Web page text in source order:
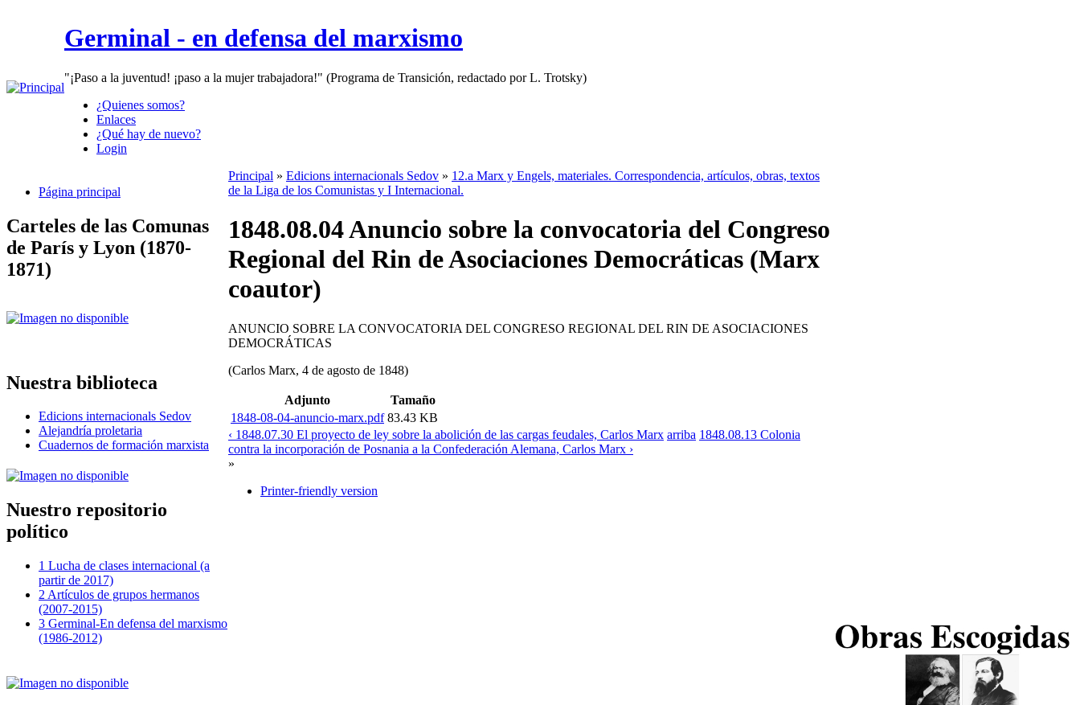
Germinal - en defensa del marxismo
"¡Paso a la juventud! ¡paso a la mujer trabajadora!" (Programa de Transición, redactado por L. Trotsky)
¿Quienes somos?
Enlaces
¿Qué hay de nuevo?
Login
Página principal
Carteles de las Comunas
de París y Lyon (1870-
1871)
Nuestra biblioteca
Edicions internacionals Sedov
Alejandría proletaria
Cuadernos de formación marxista
Nuestro repositorio
político
1 Lucha de clases internacional (a
partir de 2017)
2 Artículos de grupos hermanos
(2007-2015)
3 Germinal-En defensa del marxismo
(1986-2012)
Principal » Edicions internacionals Sedov » 12.a Marx y Engels, materiales. Correspondencia, artículos, obras, textos
de la Liga de los Comunistas y I Internacional.
1848.08.04 Anuncio sobre la convocatoria del Congreso
Regional del Rin de Asociaciones Democráticas (Marx
coautor)
ANUNCIO SOBRE LA CONVOCATORIA DEL CONGRESO REGIONAL DEL RIN DE ASOCIACIONES
DEMOCRÁTICAS
(Carlos Marx, 4 de agosto de 1848)
Adjunto
Tamaño
1848-08-04-anuncio-marx.pdf 83.43 KB
‹ 1848.07.30 El proyecto de ley sobre la abolición de las cargas feudales, Carlos Marx arriba 1848.08.13 Colonia
contra la incorporación de Posnania a la Confederación Alemana, Carlos Marx ›
»
Printer-friendly version